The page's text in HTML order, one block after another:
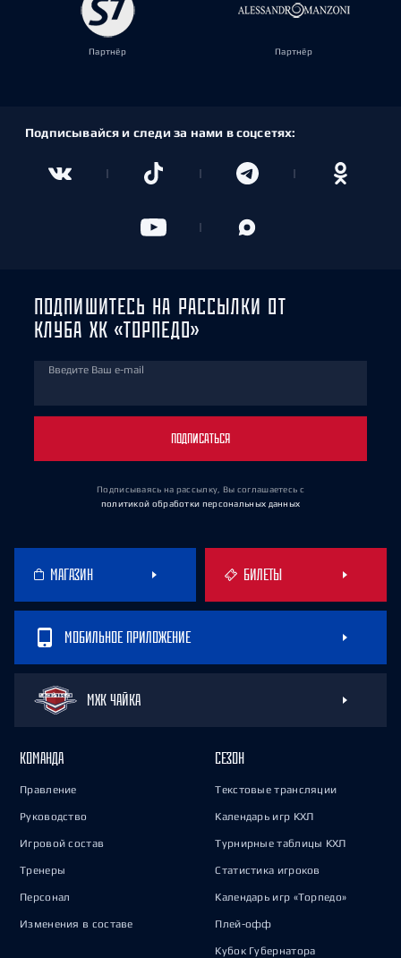
Партнёр Партнёр
Подписывайся и следи за нами в соцсетях:
ПОДПИШИТЕСЬ НА РАССЫЛКИ ОТ
КЛУБА ХК «ТОРПЕДО»
Введите Ваш e-mail
ПОДПИСАТЬСЯ
Подписываясь на рассылку, Вы соглашаетесь с
политикой обработки персональных данных
МАГАЗИН БИЛЕТЫ
МОБИЛЬНОЕ ПРИЛОЖЕНИЕ
МХК ЧАЙКА
КОМАНДА
Правление
Руководство
Игровой состав
Тренеры
Персонал
Изменения в составе
СЕЗОН
Текстовые трансляции
Календарь игр КХЛ
Турнирные таблицы КХЛ
Статистика игроков
Календарь игр «Торпедо»
Плей-офф
Кубок Губернатора